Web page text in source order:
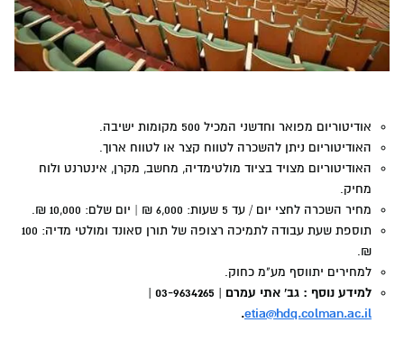
אודיטוריום מפואר וחדשני המכיל 500 מקומות ישיבה.
האודיטוריום ניתן להשכרה לטווח קצר או לטווח ארוך.
האודיטוריום מצויד בציוד מולטימדיה, מחשב, מקרן, אינטרנט ולוח
מחיק.
מחיר השכרה לחצי יום / עד 5 שעות: 6,000 ₪ | יום שלם: 10,000 ₪.
תוספת שעת עבודה לתמיכה רצופה של תורן סאונד ומולטי מדיה: 100
₪.
למחירים יתווסף מע"מ כחוק.
למידע נוסף : גב' אתי עמרם | 03-9634265 |
etia@hdq.colman.ac.il
.